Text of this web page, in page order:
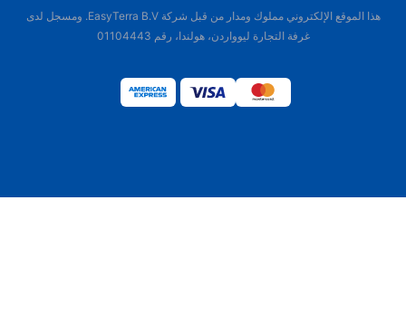
هذا الموقع الإلكتروني مملوك ومدار من قبل شركة EasyTerra B.V. ومسجل لدى
غرفة التجارة ليوواردن، هولندا، رقم 01104443